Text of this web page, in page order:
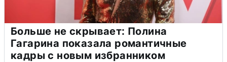
Больше не скрывает: Полина
Гагарина показала романтичные
кадры с новым избранником